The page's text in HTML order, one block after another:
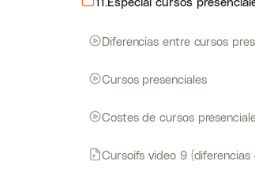
Diferencias entre cursos
Cursos presenciales
Costes de cursos
Cursoifs video 9